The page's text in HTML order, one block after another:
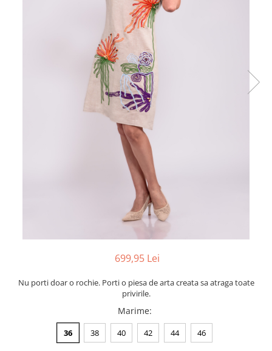
699,95 Lei
Nu porti doar o rochie. Porti o piesa de arta creata sa atraga toate
privirile.
Marime:
36 38 40 42 44 46